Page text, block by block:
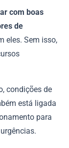
com boas
de
eles. Sem isso,
condições de
está ligada
para